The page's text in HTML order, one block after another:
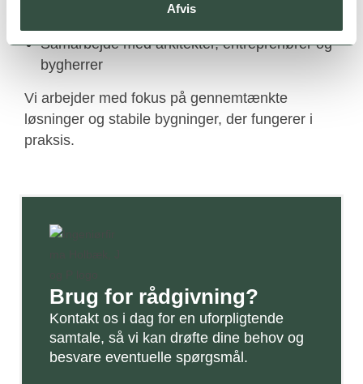
Afvis
Samarbejde med arkitekter, entreprenører og
bygherrer
Vi arbejder med fokus på gennemtænkte
løsninger og stabile bygninger, der fungerer i
praksis.
Brug for rådgivning?
Kontakt os i dag for en uforpligtende
samtale, så vi kan drøfte dine behov og
besvare eventuelle spørgsmål.